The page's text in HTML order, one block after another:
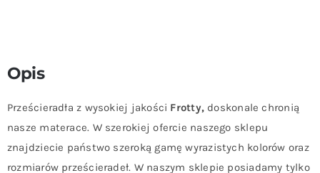
Opis
Prześcieradła z wysokiej jakości Frotty, doskonale chronią
nasze materace. W szerokiej ofercie naszego sklepu
znajdziecie państwo szeroką gamę wyrazistych kolorów oraz
rozmiarów prześcieradeł. W naszym sklepie posiadamy tylko